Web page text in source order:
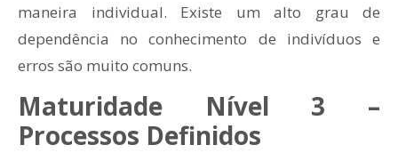
maneira individual. Existe um alto grau de
dependência no conhecimento de indivíduos e
erros são muito comuns.
Maturidade Nível 3 –
Processos Definidos